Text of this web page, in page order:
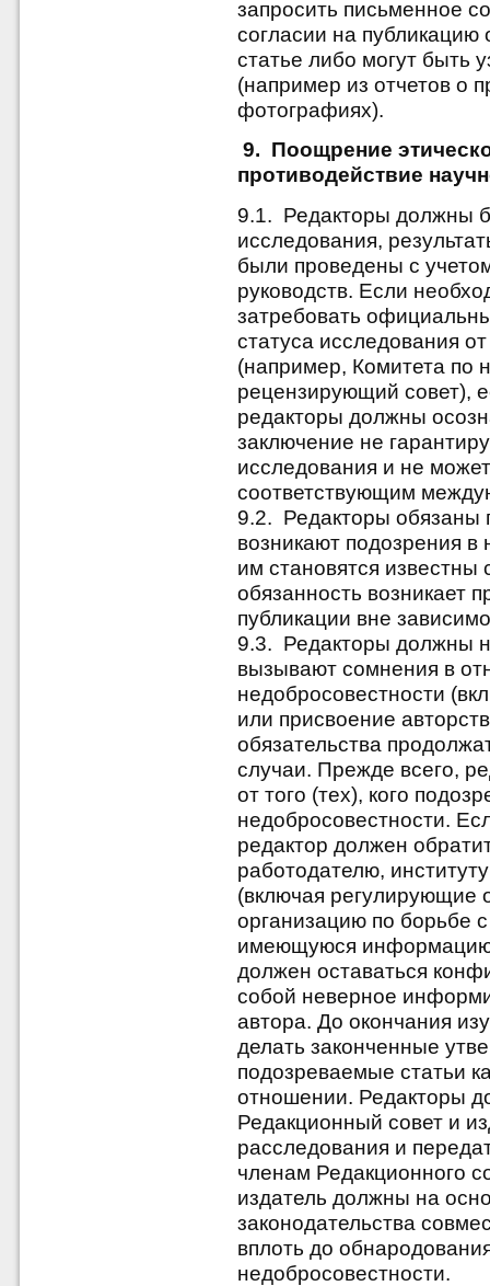
запросить письменное
согласии на
статье либо могут быть
(например из отчетов о
фотографиях).
9. Поощрение
противодействие
9.1. Редакторы должны
исследования,
были проведены с
руководств. Если
затребовать
статуса исследования
(например, Комитета по
рецензирующий совет),
редакторы должны
заключение не
исследования и не
соответствующим
9.2. Редакторы обязаны
возникают подозрения в
им становятся
обязанность возникает
публикации вне
9.3. Редакторы должны
вызывают сомнения в
недобросовестности
или присвоение
обязательства
случаи. Прежде всего,
от того (тех), кого
недобросовестности.
редактор должен
работодателю,
(включая регулирующие
организацию по борьбе
имеющуюся
должен оставаться
собой неверное
автора. До окончания
делать законченные
подозреваемые статьи
отношении. Редакторы
Редакционный совет и
расследования и
членам Редакционного
издатель должны на
законодательства
вплоть до
недобросовестности.